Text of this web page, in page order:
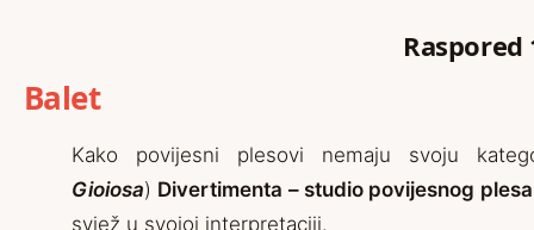
Raspored
Balet
Kako povijesni plesovi nemaju svoju
Gioiosa) Divertimenta – studio povijesnog plesa
svjež u svojoj interpretaciji.